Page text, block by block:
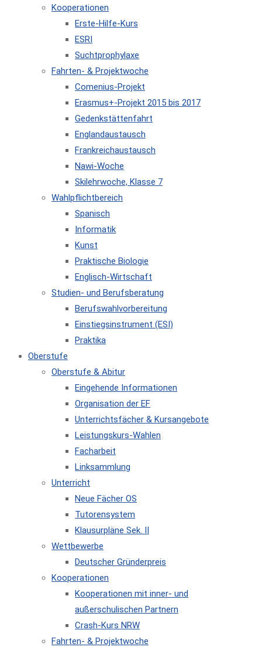
Kooperationen
Erste-Hilfe-Kurs
ESRI
Suchtprophylaxe
Fahrten- & Projektwoche
Comenius-Projekt
Erasmus+-Projekt 2015 bis 2017
Gedenkstättenfahrt
Englandaustausch
Frankreichaustausch
Nawi-Woche
Skilehrwoche, Klasse 7
Wahlpflichtbereich
Spanisch
Informatik
Kunst
Praktische Biologie
Englisch-Wirtschaft
Studien- und Berufsberatung
Berufswahlvorbereitung
Einstiegsinstrument (ESI)
Praktika
Oberstufe
Oberstufe & Abitur
Eingehende Informationen
Organisation der EF
Unterrichtsfächer & Kursangebote
Leistungskurs-Wahlen
Facharbeit
Linksammlung
Unterricht
Neue Fächer OS
Tutorensystem
Klausurpläne Sek. II
Wettbewerbe
Deutscher Gründerpreis
Kooperationen
Kooperationen mit inner- und
außerschulischen Partnern
Crash-Kurs NRW
Fahrten- & Projektwoche